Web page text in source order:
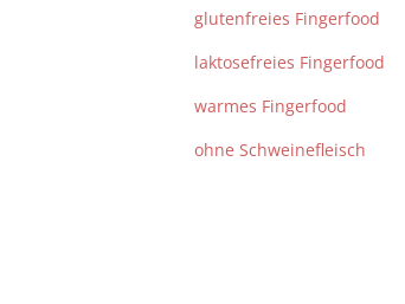
glutenfreies Fingerfood
laktosefreies Fingerfood
warmes Fingerfood
ohne Schweinefleisch